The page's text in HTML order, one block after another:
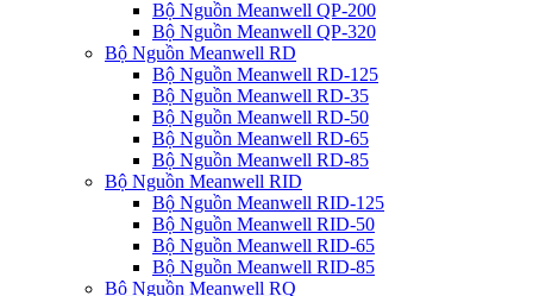
Bộ Nguồn Meanwell QP-200
Bộ Nguồn Meanwell QP-320
Bộ Nguồn Meanwell RD
Bộ Nguồn Meanwell RD-125
Bộ Nguồn Meanwell RD-35
Bộ Nguồn Meanwell RD-50
Bộ Nguồn Meanwell RD-65
Bộ Nguồn Meanwell RD-85
Bộ Nguồn Meanwell RID
Bộ Nguồn Meanwell RID-125
Bộ Nguồn Meanwell RID-50
Bộ Nguồn Meanwell RID-65
Bộ Nguồn Meanwell RID-85
Bộ Nguồn Meanwell RQ